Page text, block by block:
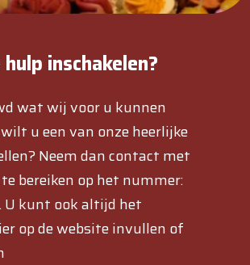
inschakelen?
wat wij voor u kunnen
u een van onze heerlijke
Neem dan contact met
bereiken op het nummer:
kunt ook altijd het
op de website invullen of